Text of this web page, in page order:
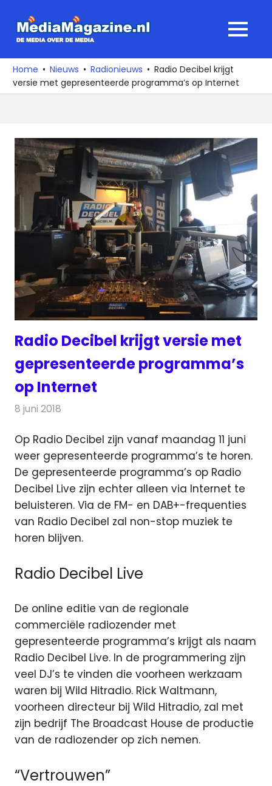
naar
media
over
de
MENU
Home Nieuws Radionieuws
Radio Decibel krijgt
versie met gepresenteerde programma’s op Internet
Radio Decibel krijgt versie met
gepresenteerde programma’s
op Internet
8 juni 2018
Op Radio Decibel zijn vanaf maandag 11 juni
weer gepresenteerde programma’s te horen.
De gepresenteerde programma’s op Radio
Decibel Live zijn echter alleen via Internet te
beluisteren. Via de FM- en DAB+-frequenties
van Radio Decibel zal non-stop muziek te
horen blijven.
Radio Decibel Live
De online editie van de regionale
commerciële radiozender met
gepresenteerde programma’s krijgt als naam
Radio Decibel Live. In de programmering zijn
veel DJ’s te vinden die voorheen werkzaam
waren bij Wild Hitradio. Rick Waltmann,
voorheen directeur bij Wild Hitradio, zal met
zijn bedrijf The Broadcast House de productie
van de radiozender op zich nemen.
“Vertrouwen”